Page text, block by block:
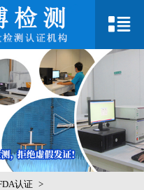
认证 >